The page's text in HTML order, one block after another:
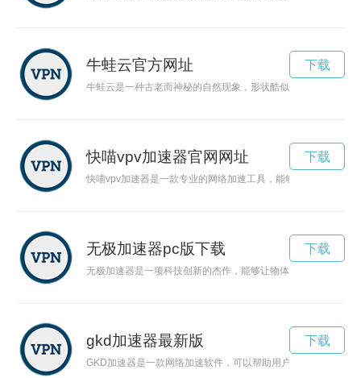
牛蛙云官方网址
牛蛙云是一种古老而神秘的自然现象，形状酷似蝌蚪或牛蛙，
下载
快喵vpv加速器官网网址
快喵vpv加速器是一款专业的网络加速工具，能够提供稳定、高
下载
无极加速器pc版下载
无极加速器是一项科技创新的杰作，能够让物体以无限速度移动
下载
gkd加速器最新版
GKD加速器是一款网络加速软件，可以帮助用户优化网络连接
下载